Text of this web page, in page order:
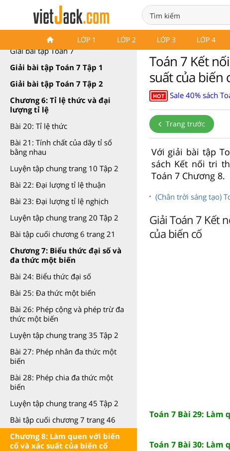
LỚP 1 LỚP 2 LỚP 3 LỚP 4
Giải Toán 7 Kết nối tri thức
Giải bài tập Toán 7
Giải bài tập Toán 7 Tập 1
Giải bài tập Toán 7 Tập 2
Chương 6: Tỉ lệ thức và đại
lượng tỉ lệ
Bài 20: Tỉ lệ thức
Bài 21: Tính chất của dãy tỉ số
bằng nhau
Luyện tập chung trang 10 Tập 2
Bài 22: Đại lượng tỉ lệ thuận
Bài 23: Đại lượng tỉ lệ nghịch
Luyện tập chung trang 20 Tập 2
Bài tập cuối chương 6 trang 21
Chương 7: Biểu thức đại số và
đa thức một biến
Bài 24: Biểu thức đại số
Bài 25: Đa thức một biến
Bài 26: Phép cộng và phép trừ đa
thức một biến
Luyện tập chung trang 35 Tập 2
Bài 27: Phép nhân đa thức một
biến
Bài 28: Phép chia đa thức một
biến
Luyện tập chung trang 45 Tập 2
Bài tập cuối chương 7 trang 46
Chương 8: Làm quen với biến
cố và xác suất của biến cố
Toán 7 Kết
suất của biến
HOT Sale 40% sách
Trang trước
Với giải bài tập
sách Kết nối tri
Toán 7 Chương 8.
(Chân trời sáng tạo)
Giải Toán 7 Kết
của biến cố
Toán 7 Bài 29: Làm
Toán 7 Bài 30: Làm